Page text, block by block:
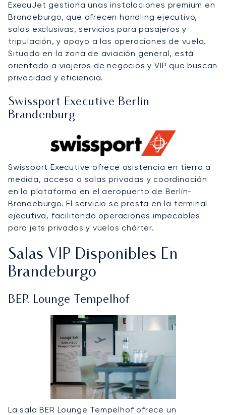
ExecuJet gestiona unas instalaciones premium en
Brandeburgo, que ofrecen handling ejecutivo,
salas exclusivas, servicios para pasajeros y
tripulación, y apoyo a las operaciones de vuelo.
Situado en la zona de aviación general, está
orientado a viajeros de negocios y VIP que buscan
privacidad y eficiencia.
Swissport Executive Berlin
Brandenburg
Swissport Executive ofrece asistencia en tierra a
medida, acceso a salas privadas y coordinación
en la plataforma en el aeropuerto de Berlín-
Brandeburgo. El servicio se presta en la terminal
ejecutiva, facilitando operaciones impecables
para jets privados y vuelos chárter.
Salas VIP Disponibles En
Brandeburgo
BER Lounge Tempelhof
La sala BER Lounge Tempelhof ofrece un